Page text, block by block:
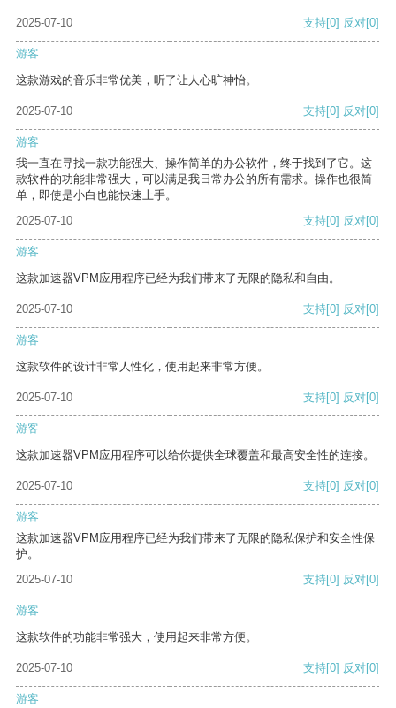
2025-07-10 支持[0] 反对[0]
游客
这款游戏的音乐非常优美，听了让人心旷神怡。
2025-07-10 支持[0] 反对[0]
游客
我一直在寻找一款功能强大、操作简单的办公软件，终于找到了它。这
款软件的功能非常强大，可以满足我日常办公的所有需求。操作也很简
单，即使是小白也能快速上手。
2025-07-10
支持[0] 反对[0]
游客
这款加速器VPM应用程序已经为我们带来了无限的隐私和自由。
2025-07-10 支持[0] 反对[0]
游客
这款软件的设计非常人性化，使用起来非常方便。
2025-07-10 支持[0] 反对[0]
游客
这款加速器VPM应用程序可以给你提供全球覆盖和最高安全性的连接。
2025-07-10 支持[0] 反对[0]
游客
这款加速器VPM应用程序已经为我们带来了无限的隐私保护和安全性保
护。
2025-07-10
支持[0] 反对[0]
游客
这款软件的功能非常强大，使用起来非常方便。
2025-07-10 支持[0] 反对[0]
游客